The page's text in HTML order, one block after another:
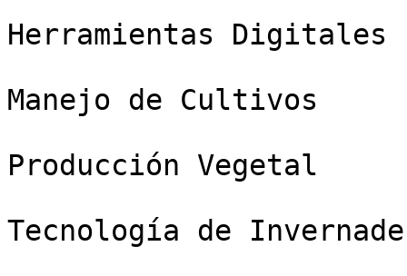
Herramientas Digitales
Manejo de Cultivos
Producción Vegetal
Tecnología de